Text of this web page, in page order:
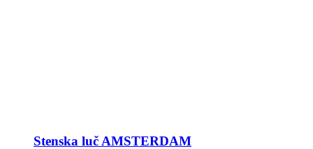
Stenska luč AMSTERDAM